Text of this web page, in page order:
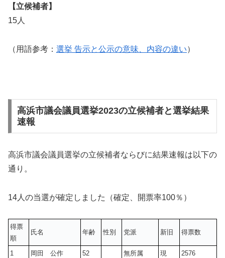
【立候補者】
15人
（用語参考： 選挙 告示と公示の意味、内容の違い）
高浜市議会議員選挙2023の立候補者と選挙結果
速報
高浜市議会議員選挙の立候補者ならびに結果速報は以下の
通り。
14人の当選が確定しました（確定、開票率100％）
得票
順
氏名 年齢 性別 党派 新旧 得票数
1 岡田 公作 52 無所属 現
2576